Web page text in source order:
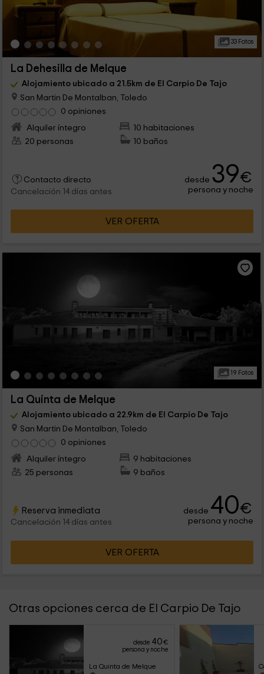
33 Fotos
La Dehesilla de Melque
Alojamiento ubicado a 21.5km de El Carpio De Tajo
San Martin De Montalban, Toledo
0 opiniones
Alquiler íntegro
10 habitaciones
20 personas
10 baños
Contacto directo
Cancelación 14 días antes
desde 39€
persona y noche
VER OFERTA
19 Fotos
La Quinta de Melque
Alojamiento ubicado a 22.9km de El Carpio De Tajo
San Martin De Montalban, Toledo
0 opiniones
Alquiler íntegro
9 habitaciones
25 personas
9 baños
Reserva inmediata
Cancelación 14 días antes
desde 40€
persona y noche
VER OFERTA
Otras opciones cerca de El Carpio De Tajo
desde 40€
persona y noche
La Quinta de Melque